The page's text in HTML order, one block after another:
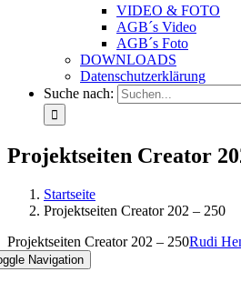
VIDEO & FOTO
AGB´s Video
AGB´s Foto
DOWNLOADS
Datenschutzerklärung
Suche nach:
Projektseiten Creator
Startseite
Projektseiten Creator 202 – 250
Projektseiten Creator 202 – 250Rudi
Navigation